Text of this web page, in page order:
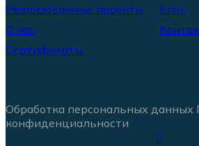
Реализованные проекты
Блог
О нас
Сертификаты
Обработка персональных данных
конфиденциальности